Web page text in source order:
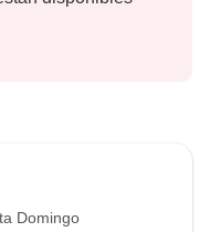
Domingo